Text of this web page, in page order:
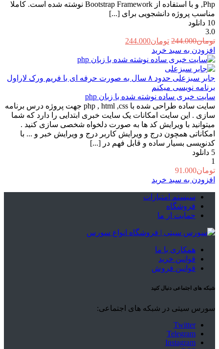
,Php و با استفاده از Bootstrap Framework نوشته شده است. کاملا
مناسب پروژه دانشجویی برای [...]
10 دانلود
3.0
تومان244.000 قیمت
اصلی:
تومان244.000
بود.
تومان244.000
تومان244.000.
افزودن به سبد خرید
جابر سبزعلی
حدود ۸ سال به صورت حرفه ای با فریم ورک لاراول
برنامه نویسی میکنم
سایت خبری ساده نوشته شده با زبان php
سایت ساده طراحی شده با php , html ,css جهت پروژه درس برنامه
سازی . این سایت امکانات یک سایت خبری ابتدایی را دارد که شما
میتوانید با ویرایش کد ها به صورت دلخواه شخصی سازی کنید .
امکاناتی همچون درج و ویرایش کاربر درج و ویرایش خبر و ... با
کدنویسی بسیار ساده و قابل فهم در [...]
5 دانلود
1
تومان91.000
افزودن به سبد خرید
سیستم امتیازات
فروشگاه
حمایت از ما
همکاری با ما
قوانین خرید
قوانین فروش
شبکه های اجتماعی دنبال کنید
سورس سیتی در شبکه های اجتماعی:
Twitter
Telegram
Instagram